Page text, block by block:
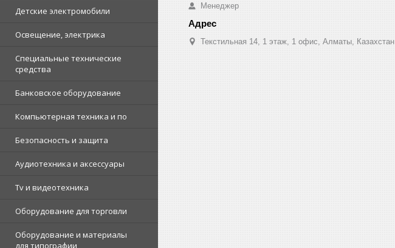
Детские электромобили
Освещение, электрика
Специальные технические
средства
Банковское оборудование
Компьютерная техника и по
Безопасность и защита
Аудиотехника и аксессуары
Tv и видеотехника
Оборудование для торговли
Оборудование и материалы
для типографии
Менеджер
Текстильная 14, 1 этаж, 1 офис, Алматы, Казахстан